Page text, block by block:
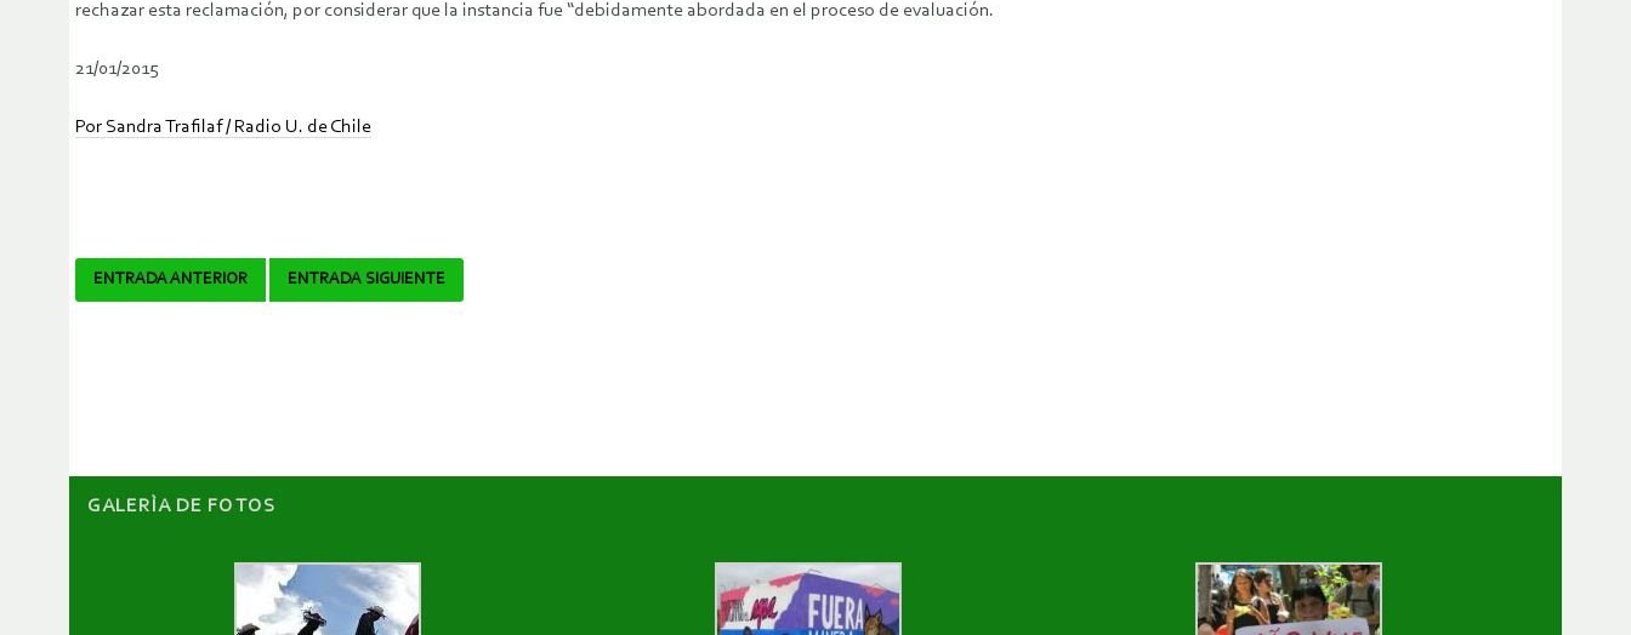
rechazar esta reclamación, por considerar que la instancia fue “debidamente abordada en el proceso de evaluación.
21/01/2015
Por Sandra Trafilaf / Radio U. de Chile
Navegador
ENTRADA ANTERIOR ENTRADA SIGUIENTE
GALERÌA DE FOTOS